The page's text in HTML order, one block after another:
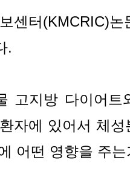
센터(KMCRIC)
.
고지방 다이어트
자에 있어서 체
어떤 영향을 주